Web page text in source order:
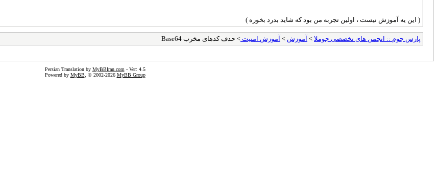
( این یه آموزش نیست ، اولین تجربه من بود که شاید بدرد بخوره )
پارس جوم :: انجمن های تخصصی جوملا > آموزش > آموزش امنیت > حذف کدهای مخرب Base64
Persian Translation by MyBBIran.com - Ver: 4.5
Powered by MyBB, © 2002-2026 MyBB Group